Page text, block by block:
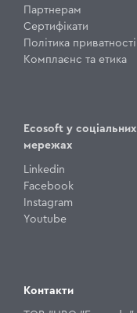
Партнерам
Сертифікати
Політика приватності
Комплаєнс та етика
Ecosoft у соціальних
мережах
Linkedin
Facebook
Instagram
Youtube
Контакти